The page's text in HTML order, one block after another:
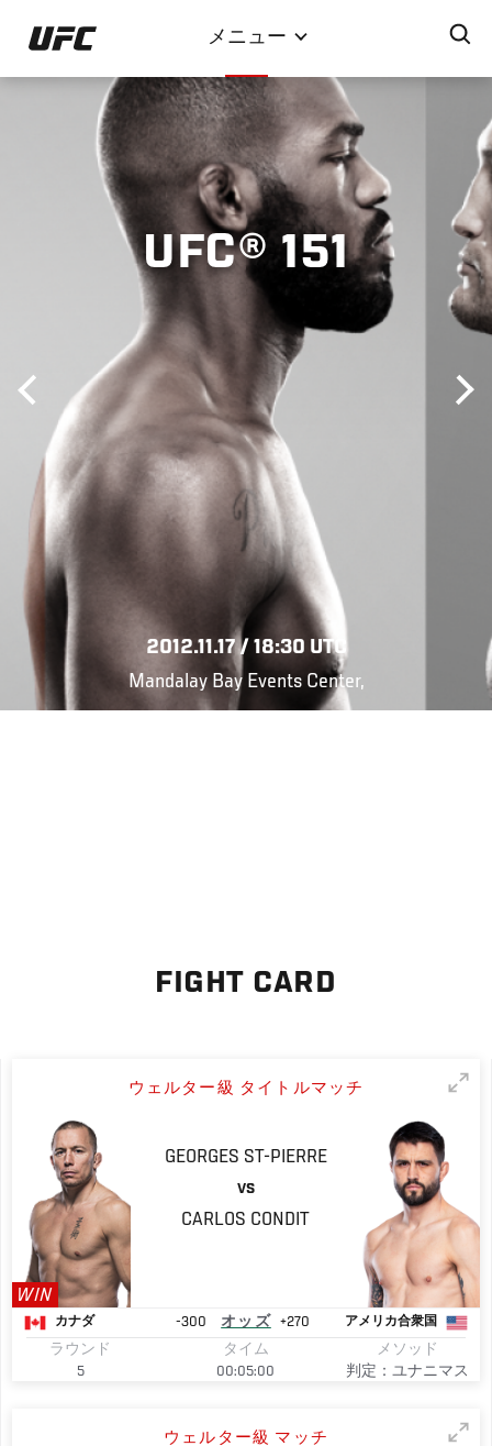
イ
ン
メニュー
UFC® 151
2012.11.17 / 18:30 UTC
Mandalay Bay Events Center,
FIGHT CARD
ウェルター級 タイトルマッチ
WIN
GEORGES ST-PIERRE
VS
CARLOS CONDIT
カナダ -300 オッズ +270 アメリカ合衆国
ラウンド
5
タイム
00:05:00
メソッド
判定：ユナニマス
ウェルター級 マッチ